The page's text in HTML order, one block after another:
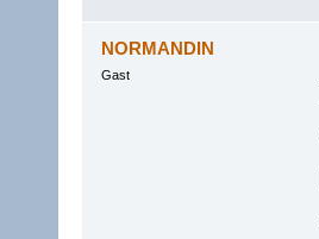
NORMANDIN
Gast